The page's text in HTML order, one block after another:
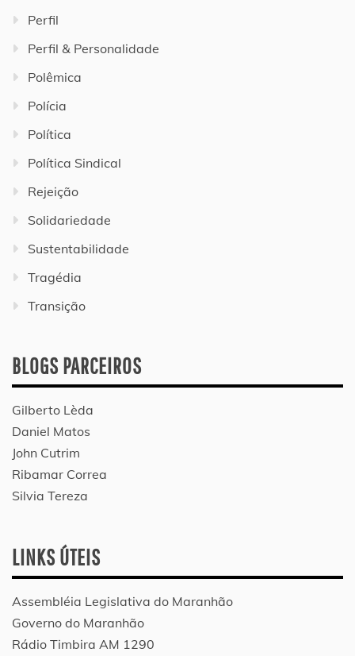
Perfil
Perfil & Personalidade
Polêmica
Polícia
Política
Política Sindical
Rejeição
Solidariedade
Sustentabilidade
Tragédia
Transição
BLOGS PARCEIROS
Gilberto Lèda
Daniel Matos
John Cutrim
Ribamar Correa
Silvia Tereza
LINKS ÚTEIS
Assembléia Legislativa do Maranhão
Governo do Maranhão
Rádio Timbira AM 1290